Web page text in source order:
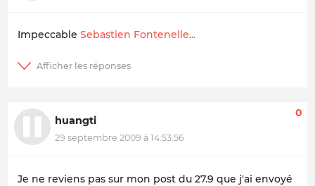
Impeccable Sebastien Fontenelle...
huangti
29 septembre 2009 à 14:53:56
0
Je ne reviens pas sur mon post du 27.9 que j'ai envoyé